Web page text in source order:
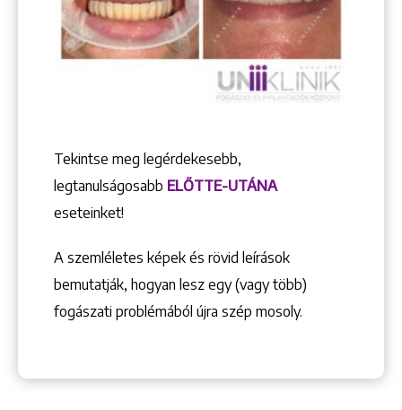
Tekintse meg legérdekesebb,
legtanulságosabb ELŐTTE-UTÁNA
eseteinket!
A szemléletes képek és rövid leírások
bemutatják, hogyan lesz egy (vagy több)
fogászati problémából újra szép mosoly.